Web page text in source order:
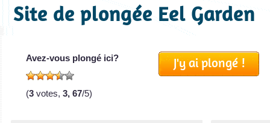
Site de plongée Eel Garden
J'y ai plongé !
Avez-vous plongé ici?
(3 votes, 3, 67/5)